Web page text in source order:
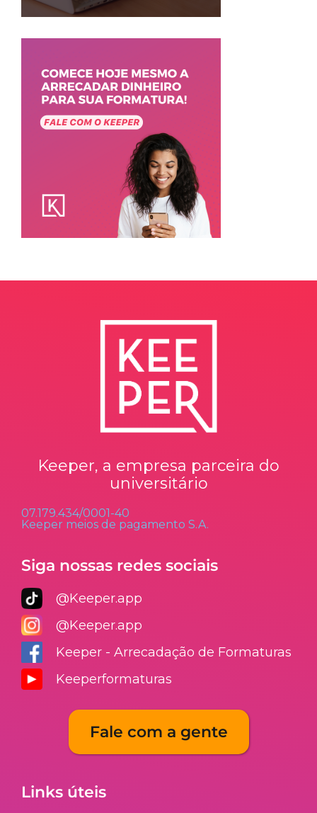
Keeper, a empresa parceira do
universitário
07.179.434/0001-40
Keeper meios de pagamento S.A.
Siga nossas redes sociais
@Keeper.app
@Keeper.app
Keeper - Arrecadação de Formaturas
Keeperformaturas
Fale com a gente
Links úteis